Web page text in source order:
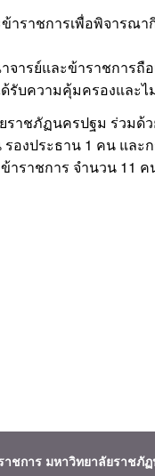
าชการเพื่อพิจารณา
ารย์และข้าราชการถื
บความคุ้มครองและไ
าชภัฏนครปฐม ร่วมด้
องประธาน 1 คน และ
ราชการ จำนวน 11
ชการ มหาวิทยาลัยราชภั